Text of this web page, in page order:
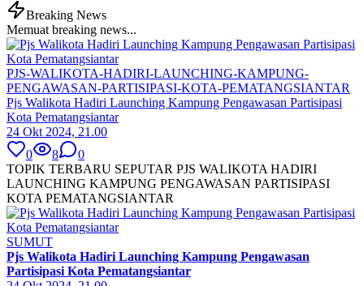
Breaking News
Memuat breaking news...
PJS-WALIKOTA-HADIRI-LAUNCHING-KAMPUNG-
PENGAWASAN-PARTISIPASI-KOTA-PEMATANGSIANTAR
Pjs Walikota Hadiri Launching Kampung Pengawasan Partisipasi
Kota Pematangsiantar
24 Okt 2024, 21.00
0
8
0
TOPIK TERBARU SEPUTAR PJS WALIKOTA HADIRI
LAUNCHING KAMPUNG PENGAWASAN PARTISIPASI
KOTA PEMATANGSIANTAR
SUMUT
Pjs Walikota Hadiri Launching Kampung Pengawasan
Partisipasi Kota Pematangsiantar